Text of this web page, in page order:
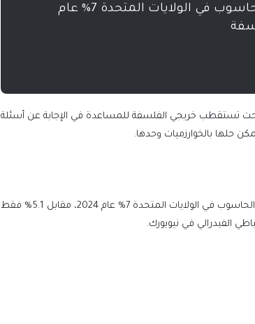
بلغت نسبة البطالة بين خريجي علوم الحاسوب في الولايات المتحدة 7% عام
تستقطب خريجي الفلسفة للمساعدة في الإجابة عن أسئلة
حلها بالخوارزميات وحدها.
وفي ظل هذه التغيرات، بلغت نسبة البطالة بين خريجي علوم الحاسوب في الولايات المتحدة 7% عام 2024، مقابل 5.1% فقط
الفيدرالي في نيويورك.